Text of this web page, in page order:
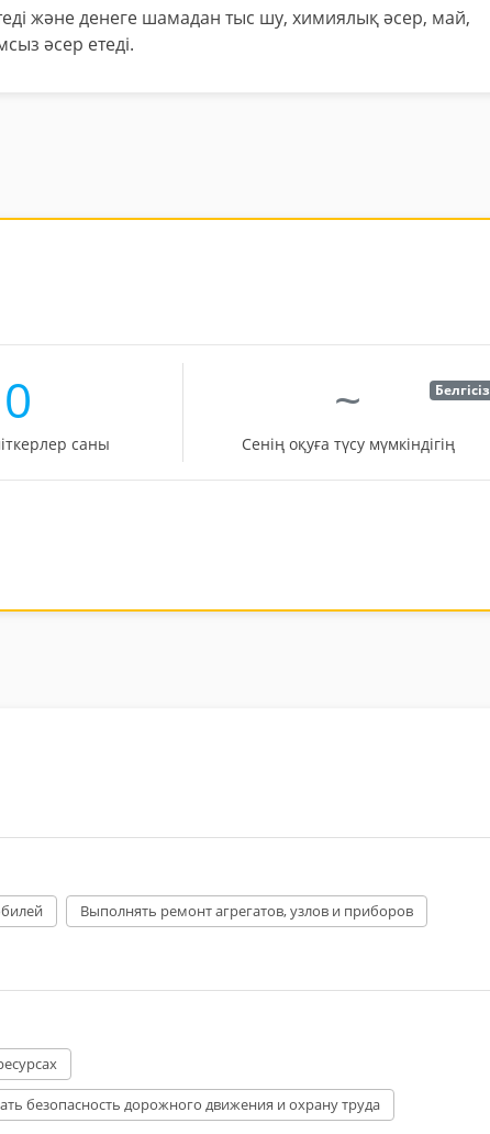
және денеге шамадан тыс шу, химиялық әсер, май,
әсер етеді.
0
саны
~
Сенің оқуға түсу мүмкіндігің
Белгісіз
Выполнять ремонт агрегатов, узлов и приборов
безопасность дорожного движения и охрану труда